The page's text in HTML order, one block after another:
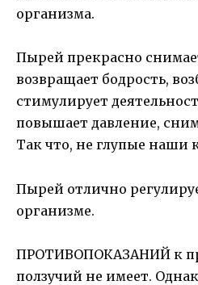
организма.
Пырей прекрасно
возвращает бодрость,
стимулирует
повышает давление,
Так что, не глупые наши
Пырей отлично
организме.
ПРОТИВОПОКАЗАНИЙ к
ползучий не имеет.